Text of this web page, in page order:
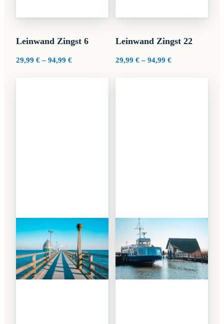
Leinwand Zingst 6
29,99 € – 94,99 €Preisspanne:
Leinwand Zingst 22
29,99 € – 94,99 €Preisspanne: